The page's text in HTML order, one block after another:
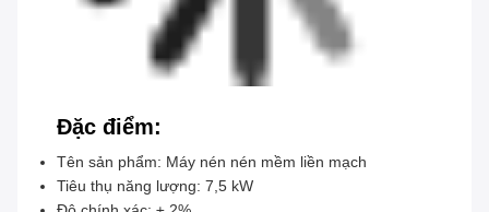
Đặc điểm:
Tên sản phẩm: Máy nén nén mềm liền mạch
Tiêu thụ năng lượng: 7,5 kW